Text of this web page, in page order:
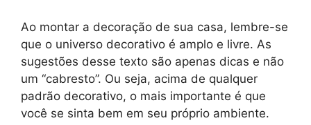
Ao montar a decoração de sua casa, lembre-se
que o universo decorativo é amplo e livre. As
sugestões desse texto são apenas dicas e não
um “cabresto”. Ou seja, acima de qualquer
padrão decorativo, o mais importante é que
você se sinta bem em seu próprio ambiente.